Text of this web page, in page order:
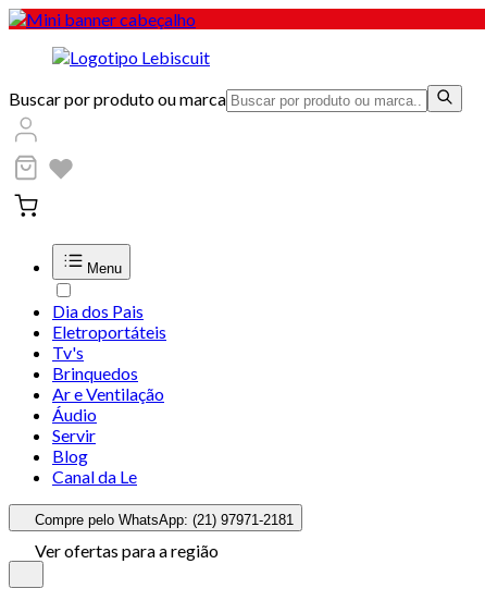
Buscar por produto ou marca
Menu
Dia dos Pais
Eletroportáteis
Tv's
Brinquedos
Ar e Ventilação
Áudio
Servir
Blog
Canal da Le
Compre pelo WhatsApp: (21) 97971-2181
Ver ofertas para a região